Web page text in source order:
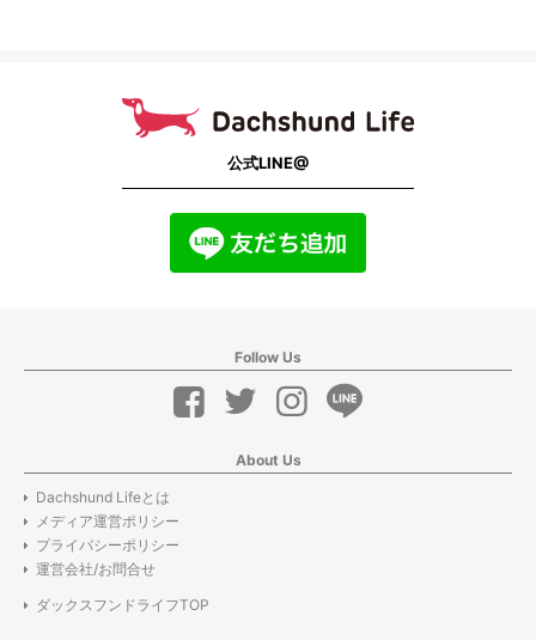
公式LINE@
Follow Us
About Us
Dachshund Lifeとは
メディア運営ポリシー
プライバシーポリシー
運営会社/お問合せ
ダックスフンドライフTOP